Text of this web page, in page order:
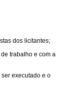
dos licitantes;
trabalho e com a
executado e o